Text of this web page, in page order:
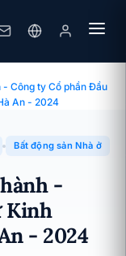
Phân tích Tổ chức phát hành - Công ty Cổ phần Đầu tư Kinh doanh Bất động sản Hà An - 2024
11/06/2024
- Công ty Cổ phần Đầu
An - 2024
Bất động sản Nhà ở
-
Kinh
- 2024